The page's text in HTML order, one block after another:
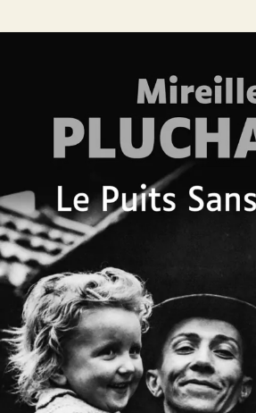
Le Puits Sans-Nom
Mireille Pluchard